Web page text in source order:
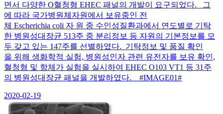
면서 다양한 O혈청형 EHEC 패널의 개발이 요구되었다. 그
에 따라 국가병원체자원에서 보유중인 전
체 Escherichia coli 자 원 중 수인성질환과에서 연도별로 기탁
한 병원성대장균 513주 중 분리정보 등 자원의 기본정보를 모
두 갖고 있는 147주를 선별하였다. 기탁정보 및 품질 확인
을 위해 생화학적 실험, 병원성인자 관련 유전자를 보유 확인,
혈청형 및 항체가 실험을 실시하여 EHEC O103 VT1 등 31주
의 병원성대장균 패널을 개발하였다. #IMAGE01#
2020-02-19